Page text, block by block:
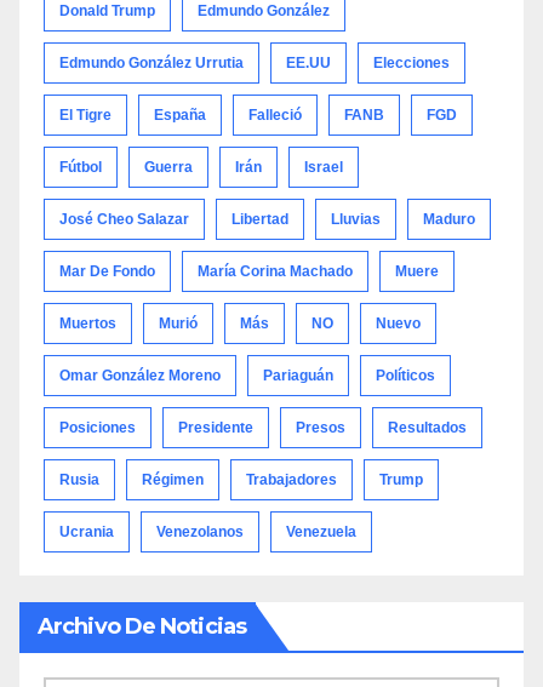
Donald Trump Edmundo González
Edmundo González Urrutia EE.UU Elecciones
El Tigre España Falleció FANB FGD
Fútbol Guerra Irán Israel
José Cheo Salazar Libertad Lluvias Maduro
Mar De Fondo María Corina Machado Muere
Muertos Murió Más NO Nuevo
Omar González Moreno Pariaguán Políticos
Posiciones Presidente Presos Resultados
Rusia Régimen Trabajadores Trump
Ucrania Venezolanos Venezuela
Archivo De Noticias